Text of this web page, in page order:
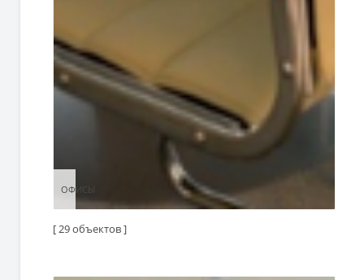
ОФИСЫ
ОФИСЫ
[ 29 объектов ]